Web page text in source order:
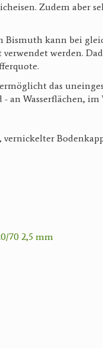
Zudem aber
Bismuth kann bei
werden.
das
Wasserflächen, im
vernickelter
70 2,5 mm